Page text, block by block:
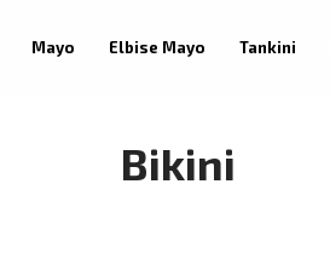
Mayo Elbise Mayo Tankini
Bikini